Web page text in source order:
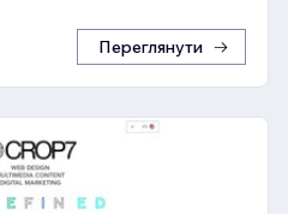
Переглянути